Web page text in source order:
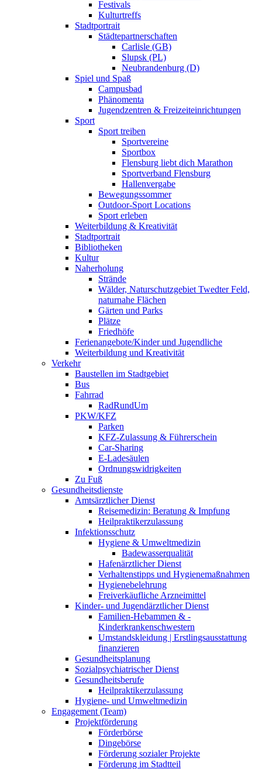
Festivals
Kulturtreffs
Stadtportrait
Städtepartnerschaften
Carlisle (GB)
Slupsk (PL)
Neubrandenburg (D)
Spiel und Spaß
Campusbad
Phänomenta
Jugendzentren & Freizeiteinrichtungen
Sport
Sport treiben
Sportvereine
Sportbox
Flensburg liebt dich Marathon
Sportverband Flensburg
Hallenvergabe
Bewegungssommer
Outdoor-Sport Locations
Sport erleben
Weiterbildung & Kreativität
Stadtportrait
Bibliotheken
Kultur
Naherholung
Strände
Wälder, Naturschutzgebiet Twedter Feld,
naturnahe Flächen
Gärten und Parks
Plätze
Friedhöfe
Ferienangebote/Kinder und Jugendliche
Weiterbildung und Kreativität
Verkehr
Baustellen im Stadtgebiet
Bus
Fahrrad
RadRundUm
PKW/KFZ
Parken
KFZ-Zulassung & Führerschein
Car-Sharing
E-Ladesäulen
Ordnungswidrigkeiten
Zu Fuß
Gesundheitsdienste
Amtsärztlicher Dienst
Reisemedizin: Beratung & Impfung
Heilpraktikerzulassung
Infektionsschutz
Hygiene & Umweltmedizin
Badewasserqualität
Hafenärztlicher Dienst
Verhaltenstipps und Hygienemaßnahmen
Hygienebelehrung
Freiverkäufliche Arzneimittel
Kinder- und Jugendärztlicher Dienst
Familien-Hebammen & -
Kinderkrankenschwestern
Umstandskleidung | Erstlingsausstattung
finanzieren
Gesundheitsplanung
Sozialpsychiatrischer Dienst
Gesundheitsberufe
Heilpraktikerzulassung
Hygiene- und Umweltmedizin
Engagement (Team)
Projektförderung
Förderbörse
Dingebörse
Förderung sozialer Projekte
Förderung im Stadtteil